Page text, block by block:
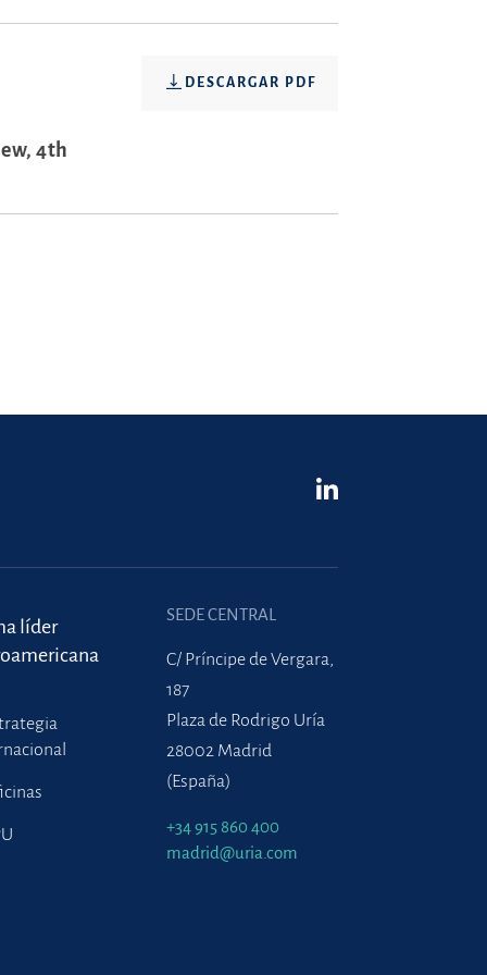
DESCARGAR PDF
4th
líder
SEDE CENTRAL
C/ Príncipe de Vergara,
187
Plaza de Rodrigo Uría
28002 Madrid
(España)
+34 915 860 400
madrid@uria.com